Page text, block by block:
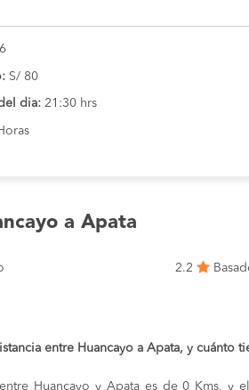
6
S/ 80
dia: 21:30 hrs
a Apata
2.2
entre Huancayo a Apata, y cuánto
Huancayo y Apata es de 0 Kms, y